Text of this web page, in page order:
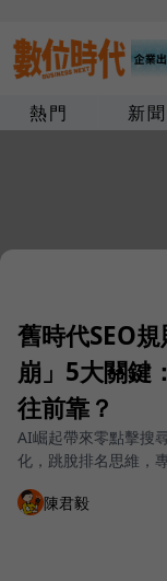
熱門 新聞
舊時代SEO
崩」5大關鍵
往前靠？
AI崛起帶來零點擊搜
化，跳脫排名思維，
陳君毅